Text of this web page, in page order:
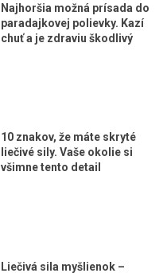
Najhoršia možná prísada do
paradajkovej polievky. Kazí
chuť a je zdraviu škodlivý
10 znakov, že máte skryté
liečivé sily. Vaše okolie si
všimne tento detail
Liečivá sila myšlienok –